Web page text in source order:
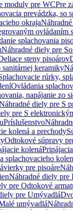
moduly pre WCPre
prevádzka, so
okraja
ovládaním
splachovania
Náhradné diely pre
steny pisoárov
keramiky
rúrky,
Ovládania
napájanie zo
diely pre S
pre S
Príslušenstvo
kolená a prechody
Odtokové súpravy
kolená
splachovacieho
pre pisoáre
Náhradné diely pre
pre Odtokové
pre Umývadlá
umývadlá